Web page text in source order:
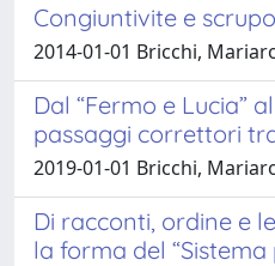
Congiuntivite e
2014-01-01 Bricchi,
Dal “Fermo e Lucia”
passaggi correttori
2019-01-01 Bricchi,
Di racconti, ordine e
la forma del “Sistema